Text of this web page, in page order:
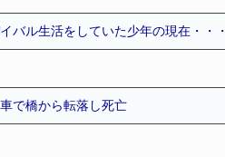
バル生活をしていた少年の現在・・・
で橋から転落し死亡